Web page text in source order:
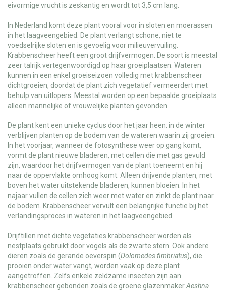
eivormige vrucht is zeskantig en wordt tot 3,5 cm lang.
In Nederland komt deze plant vooral voor in sloten en moerassen
in het laagveengebied. De plant verlangt schone, niet te
voedselrijke sloten en is gevoelig voor milieuvervuiling.
Krabbenscheer heeft een groot drijfvermogen. De soort is meestal
zeer talrijk vertegenwoordigd op haar groeiplaatsen. Wateren
kunnen in een enkel groeiseizoen volledig met krabbenscheer
dichtgroeien, doordat de plant zich vegetatief vermeerdert met
behulp van uitlopers. Meestal worden op een bepaalde groeiplaats
alleen mannelijke of vrouwelijke planten gevonden.
De plant kent een unieke cyclus door het jaar heen: in de winter
verblijven planten op de bodem van de wateren waarin zij groeien.
In het voorjaar, wanneer de fotosynthese weer op gang komt,
vormt de plant nieuwe bladeren, met cellen die met gas gevuld
zijn, waardoor het drijfvermogen van de plant toeneemt en hij
naar de oppervlakte omhoog komt. Alleen drijvende planten, met
boven het water uitstekende bladeren, kunnen bloeien. In het
najaar vullen de cellen zich weer met water en zinkt de plant naar
de bodem. Krabbenscheer vervult een belangrijke functie bij het
verlandingsproces in wateren in het laagveengebied.
Drijftillen met dichte vegetaties krabbenscheer worden als
nestplaats gebruikt door vogels als de zwarte stern. Ook andere
dieren zoals de gerande oeverspin (Dolomedes fimbriatus), die
prooien onder water vangt, worden vaak op deze plant
aangetroffen. Zelfs enkele zeldzame insecten zijn aan
krabbenscheer gebonden zoals de groene glazenmakerAeshna